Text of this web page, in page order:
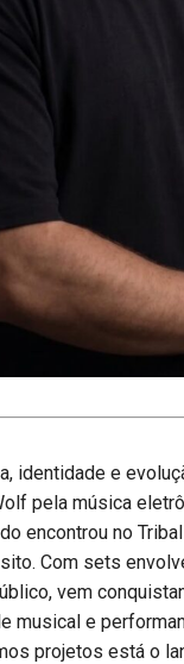
identidade e
pela música
encontrou no
Com sets
vem
musical e
projetos está o